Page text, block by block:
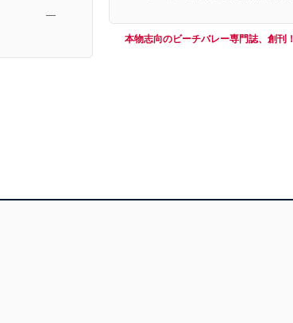
―
本物志向のビーチバレー専門誌、創刊！